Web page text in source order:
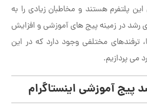
پلتفرم هستند و مخاطبان زیادی را به
رشد در زمینه پیج های آموزشی و افزایش
ترفندهای مختلفی وجود دارد که در این
می پردازیم.
پیج آموزشی اینستاگرام